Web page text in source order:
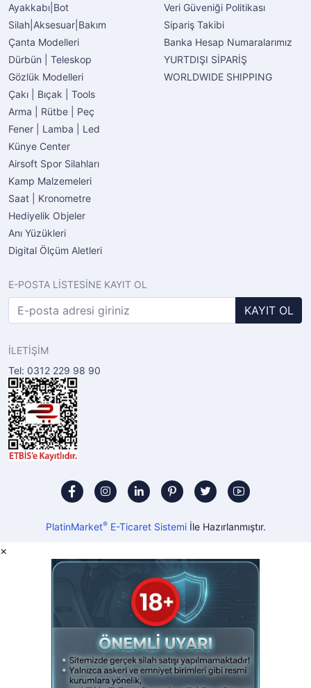
Ayakkabı|Bot
Silah|Aksesuar|Bakım
Çanta Modelleri
Dürbün | Teleskop
Gözlük Modelleri
Çakı | Bıçak | Tools
Arma | Rütbe | Peç
Fener | Lamba | Led
Künye Center
Airsoft Spor Silahları
Kamp Malzemeleri
Saat | Kronometre
Hediyelik Objeler
Anı Yüzükleri
Digital Ölçüm Aletleri
Veri Güveniği Politikası
Sipariş Takibi
Banka Hesap Numaralarımız
YURTDIŞI SİPARİŞ
WORLDWIDE SHIPPING
E-POSTA LİSTESİNE KAYIT OL
KAYIT OL
İLETİŞİM
Tel: 0312 229 98 90
PlatinMarket®E-Ticaret Sistemiİle Hazırlanmıştır.
×